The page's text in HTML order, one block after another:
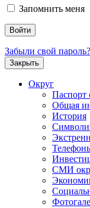
Запомнить меня
Забыли свой пароль?
Закрыть
Округ
Паспорт
Общая
История
СМИ